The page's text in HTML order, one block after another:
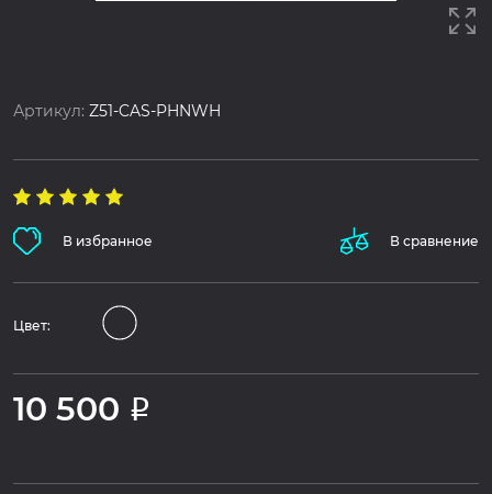
Артикул:Z51-CAS-PHNWH
В избранное В сравнение
Цвет:
10 500 Р